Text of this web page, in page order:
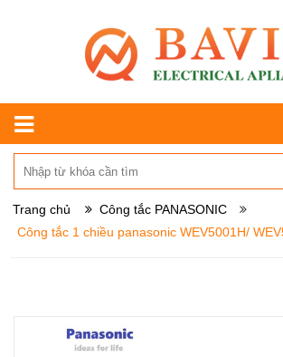
Trang chủ
Công tắc PANASONIC
Công tắc 1 chiều panasonic WEV5001H/